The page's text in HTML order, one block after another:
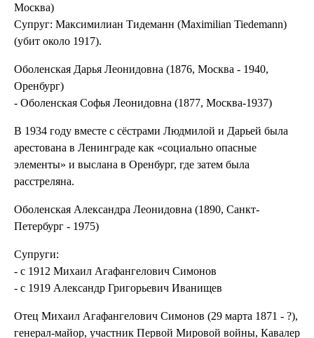
Москва)
Супруг: Максимилиан Тидеманн (Maximilian Tiedemann)
(убит около 1917).
Оболенская Дарья Леонидовна (1876, Москва - 1940,
Оренбург)
- Оболенская Софья Леонидовна (1877, Москва-1937)
В 1934 году вместе с сёстрами Людмилой и Дарьей была
арестована в Ленинграде как «социально опасные
элементы» и выслана в Оренбург, где затем была
расстреляна.
Оболенская Александра Леонидовна (1890, Санкт-
Петербург - 1975)
Супруги:
- с 1912 Михаил Агафангелович Симонов
- с 1919 Александр Григорьевич Иванищев
Отец Михаил Агафангелович Симонов (29 марта 1871 - ?),
генерал-майор, участник Первой Мировой войны, Кавалер